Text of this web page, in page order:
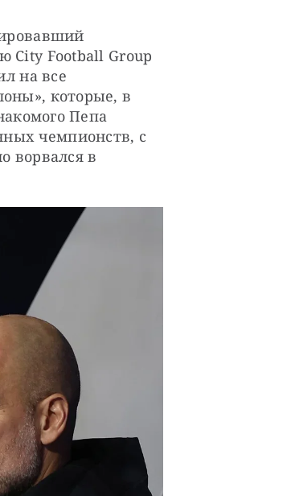
City Football Group
на все
которые, в
Пепа
чемпионств, с
ворвался в